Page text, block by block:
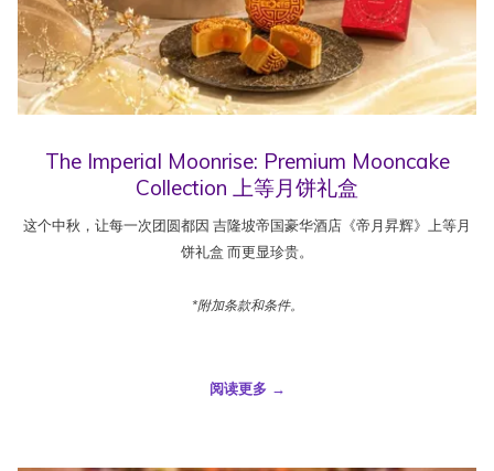
The Imperial Moonrise: Premium Mooncake
Collection 上等月饼礼盒
这个中秋，让每一次团圆都因 吉隆坡帝国豪华酒店《帝月昇辉》上等月
饼礼盒 而更显珍贵。
*附加条款和条件。
阅读更多